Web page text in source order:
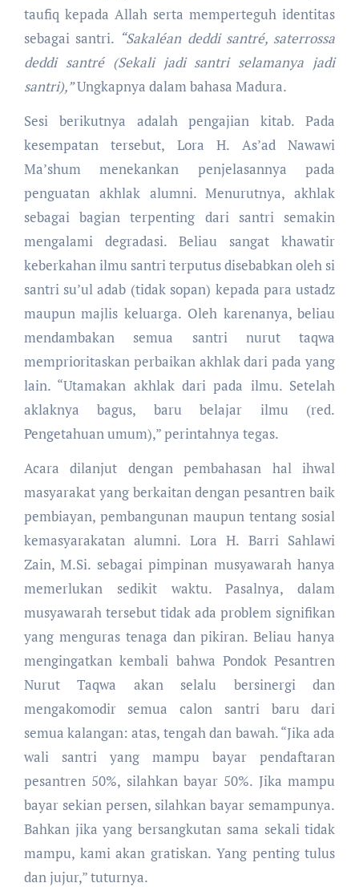
taufiq kepada Allah serta memperteguh identitas
sebagai santri. “Sakaléan deddi santré, saterrossa
deddi santré (Sekali jadi santri selamanya jadi
santri),”Ungkapnya dalam bahasa Madura.
Sesi berikutnya adalah pengajian kitab. Pada
kesempatan tersebut, Lora H. As’ad Nawawi
Ma’shum menekankan penjelasannya pada
penguatan akhlak alumni. Menurutnya, akhlak
sebagai bagian terpenting dari santri semakin
mengalami degradasi. Beliau sangat khawatir
keberkahan ilmu santri terputus disebabkan oleh si
santri su’ul adab (tidak sopan) kepada para ustadz
maupun majlis keluarga. Oleh karenanya, beliau
mendambakan semua santri nurut taqwa
memprioritaskan perbaikan akhlak dari pada yang
lain. “Utamakan akhlak dari pada ilmu. Setelah
aklaknya bagus, baru belajar ilmu (red.
Pengetahuan umum),” perintahnya tegas.
Acara dilanjut dengan pembahasan hal ihwal
masyarakat yang berkaitan dengan pesantren baik
pembiayan, pembangunan maupun tentang sosial
kemasyarakatan alumni. Lora H. Barri Sahlawi
Zain, M.Si. sebagai pimpinan musyawarah hanya
memerlukan sedikit waktu. Pasalnya, dalam
musyawarah tersebut tidak ada problem signifikan
yang menguras tenaga dan pikiran. Beliau hanya
mengingatkan kembali bahwa Pondok Pesantren
Nurut Taqwa akan selalu bersinergi dan
mengakomodir semua calon santri baru dari
semua kalangan: atas, tengah dan bawah. “Jika ada
wali santri yang mampu bayar pendaftaran
pesantren 50%, silahkan bayar 50%. Jika mampu
bayar sekian persen, silahkan bayar semampunya.
Bahkan jika yang bersangkutan sama sekali tidak
mampu, kami akan gratiskan. Yang penting tulus
dan jujur,” tuturnya.